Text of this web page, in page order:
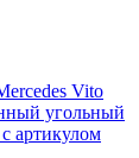
Vito
угольный
артикулом